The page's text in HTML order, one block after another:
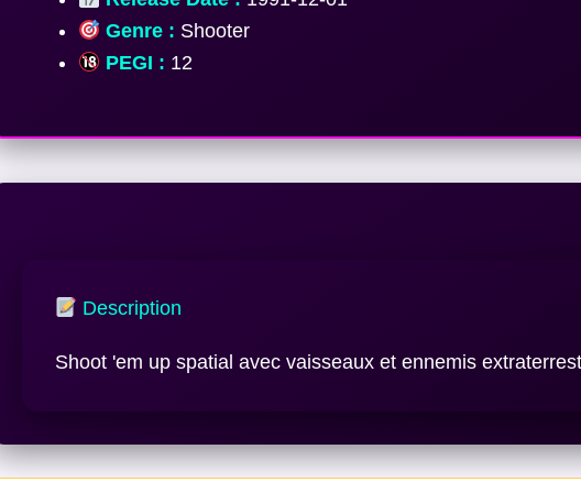
Genre : Shooter
PEGI : 12
Description
Shoot 'em up spatial avec vaisseaux et ennemis